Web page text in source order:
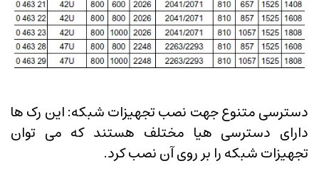
دسترسی متنوع جهت نصب تجهیزات شبکه: این رک ها
دارای دسترسی هیا مختلف هستند که می توان
تجهیزات شبکه را بر روی آن نصب کرد.